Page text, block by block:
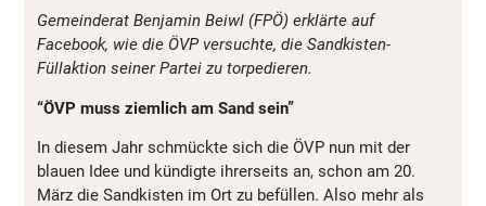
Gemeinderat Benjamin Beiwl (FPÖ) erklärte auf
Facebook, wie die ÖVP versuchte, die Sandkisten-
Füllaktion seiner Partei zu torpedieren.
“ÖVP muss ziemlich am Sand sein”
In diesem Jahr schmückte sich die ÖVP nun mit der
blauen Idee und kündigte ihrerseits an, schon am 20.
März die Sandkisten im Ort zu befüllen. Also mehr als